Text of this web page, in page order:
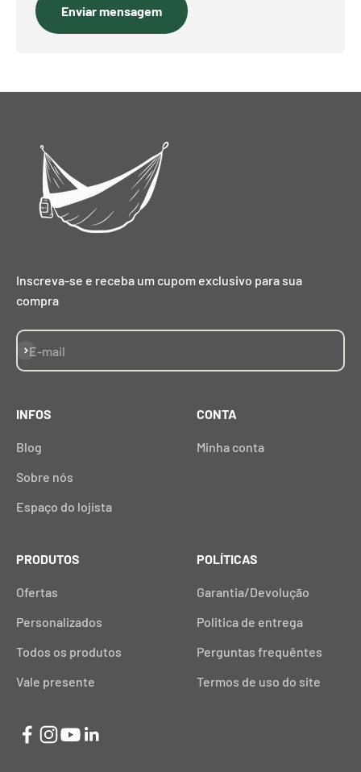
Enviar mensagem
Inscreva-se e receba um cupom exclusivo para sua
compra
E-mail
Assinar
INFOS
Blog
Sobre nós
Espaço do lojista
CONTA
Minha conta
PRODUTOS
Ofertas
Personalizados
Todos os produtos
Vale presente
POLÍTICAS
Garantia/Devolução
Politica de entrega
Perguntas frequêntes
Termos de uso do site